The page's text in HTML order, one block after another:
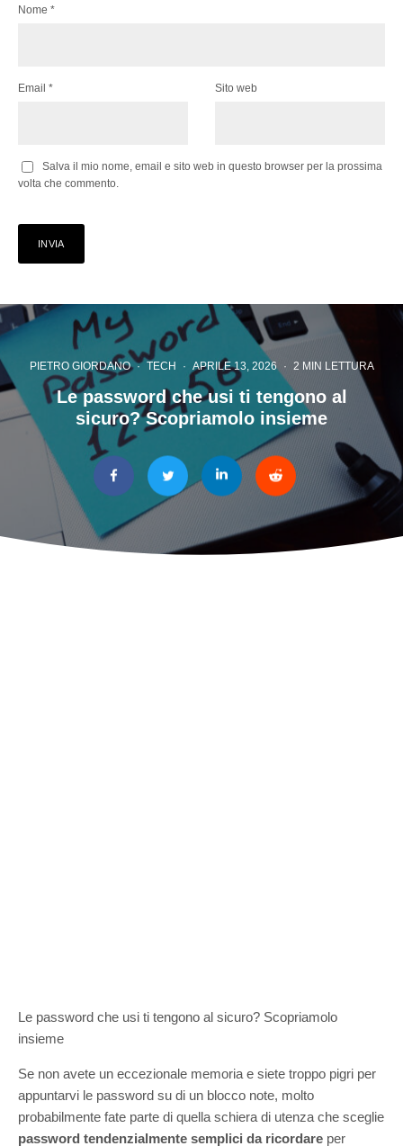
Nome *
Email * Sito web
Salva il mio nome, email e sito web in questo browser per la prossima
volta che commento.
PIETRO GIORDANO · TECH · APRILE 13, 2026 · 2 MIN LETTURA
Le password che usi ti tengono al
sicuro? Scopriamolo insieme
Le password che usi ti tengono al sicuro? Scopriamolo
insieme
Se non avete un eccezionale memoria e siete troppo pigri per
appuntarvi le password su di un blocco note, molto
probabilmente fate parte di quella schiera di utenza che sceglie
password tendenzialmente semplici da ricordare per